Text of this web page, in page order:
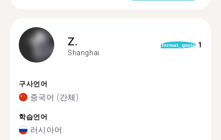
Z.
Shanghai
format_quote 1
구사언어
중국어 (간체)
학습언어
러시아어